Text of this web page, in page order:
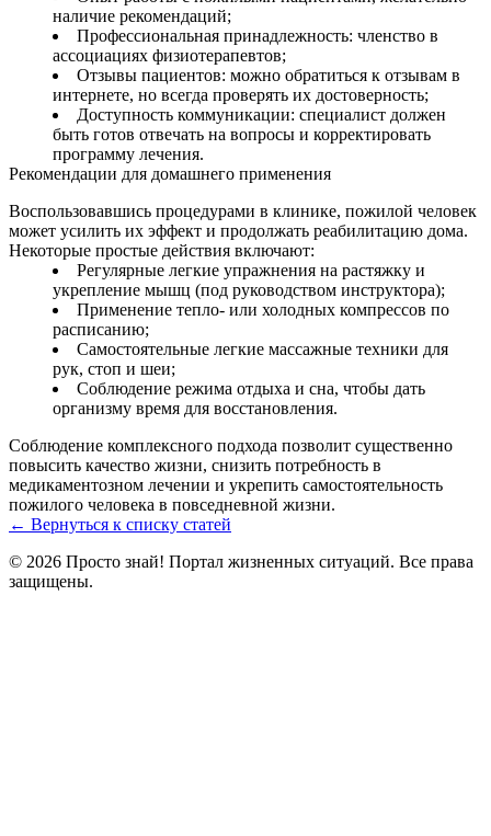
наличие рекомендаций;
Профессиональная принадлежность: членство в
ассоциациях физиотерапевтов;
Отзывы пациентов: можно обратиться к отзывам в
интернете, но всегда проверять их достоверность;
Доступность коммуникации: специалист должен
быть готов отвечать на вопросы и корректировать
программу лечения.
Рекомендации для домашнего применения
Воспользовавшись процедурами в клинике, пожилой человек
может усилить их эффект и продолжать реабилитацию дома.
Некоторые простые действия включают:
Регулярные легкие упражнения на растяжку и
укрепление мышц (под руководством инструктора);
Применение тепло- или холодных компрессов по
расписанию;
Самостоятельные легкие массажные техники для
рук, стоп и шеи;
Соблюдение режима отдыха и сна, чтобы дать
организму время для восстановления.
Соблюдение комплексного подхода позволит существенно
повысить качество жизни, снизить потребность в
медикаментозном лечении и укрепить самостоятельность
пожилого человека в повседневной жизни.
← Вернуться к списку статей
© 2026 Просто знай! Портал жизненных ситуаций. Все права
защищены.